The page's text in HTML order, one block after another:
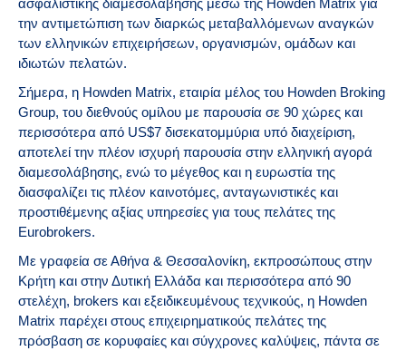
την αντιμετώπιση των διαρκώς μεταβαλλόμενων αναγκών
των ελληνικών επιχειρήσεων, οργανισμών, ομάδων και
ιδιωτών πελατών.
Σήμερα, η Howden Matrix, εταιρία μέλος του Howden Broking
Group, του διεθνούς ομίλου με παρουσία σε 90 χώρες και
περισσότερα από US$7 δισεκατομμύρια υπό διαχείριση,
αποτελεί την πλέον ισχυρή παρουσία στην ελληνική αγορά
διαμεσολάβησης, ενώ το μέγεθος και η ευρωστία της
διασφαλίζει τις πλέον καινοτόμες, ανταγωνιστικές και
προστιθέμενης αξίας υπηρεσίες για τους πελάτες της
Eurobrokers.
Mε γραφεία σε Αθήνα & Θεσσαλονίκη, εκπροσώπους στην
Κρήτη και στην Δυτική Ελλάδα και περισσότερα από 90
στελέχη, brokers και εξειδικευμένους τεχνικούς, η Ηowden
Matrix παρέχει στους επιχειρηματικούς πελάτες της
πρόσβαση σε κορυφαίες και σύγχρονες καλύψεις, πάντα σε